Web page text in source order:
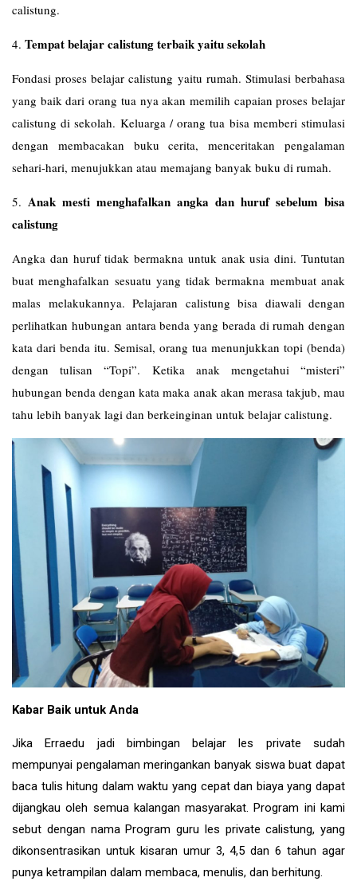
calistung.
4. Tempat belajar calistung terbaik yaitu sekolah
Fondasi proses belajar calistung yaitu rumah. Stimulasi berbahasa
yang baik dari orang tua nya akan memilih capaian proses belajar
calistung di sekolah. Keluarga / orang tua bisa memberi stimulasi
dengan membacakan buku cerita, menceritakan pengalaman
sehari-hari, menujukkan atau memajang banyak buku di rumah.
5. Anak mesti menghafalkan angka dan huruf sebelum bisa
calistung
Angka dan huruf tidak bermakna untuk anak usia dini. Tuntutan
buat menghafalkan sesuatu yang tidak bermakna membuat anak
malas melakukannya. Pelajaran calistung bisa diawali dengan
perlihatkan hubungan antara benda yang berada di rumah dengan
kata dari benda itu. Semisal, orang tua menunjukkan topi (benda)
dengan tulisan “Topi”. Ketika anak mengetahui “misteri”
hubungan benda dengan kata maka anak akan merasa takjub, mau
tahu lebih banyak lagi dan berkeinginan untuk belajar calistung.
Kabar Baik untuk Anda
Jika Erraedu jadi bimbingan belajar les private sudah
mempunyai pengalaman meringankan banyak siswa buat dapat
baca tulis hitung dalam waktu yang cepat dan biaya yang dapat
dijangkau oleh semua kalangan masyarakat. Program ini kami
sebut dengan nama Program guru les private calistung, yang
dikonsentrasikan untuk kisaran umur 3, 4,5 dan 6 tahun agar
punya ketrampilan dalam membaca, menulis, dan berhitung.